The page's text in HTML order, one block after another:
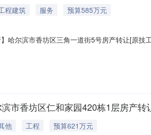
程建筑 服务
预算585万元
】哈尔滨市香坊区三角一道街5号房产转让[原
让方名称哈尔滨哈汽实业开发有限责任公司
市香坊区仁和家园420栋1层房产转
他 工程
预算621万元